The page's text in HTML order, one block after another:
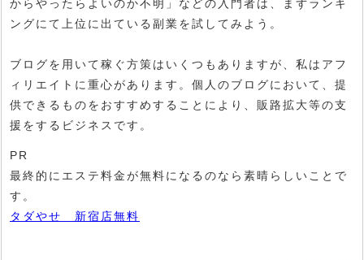
からやったらよいのか不明」などの入門者は、まずランキ
ングにて上位に出ている副業を試してみよう。
ブログを用いて稼ぐ方策はいくつもありますが、私はアフ
ィリエイトに重心があります。個人のブログにおいて、提
供できるものをおすすめすることにより、販路拡大等の支
援をするビジネスです。
PR
最終的にエステ料金が無料になるのなら素晴らしいことで
す。
タダやせ 新宿店無料